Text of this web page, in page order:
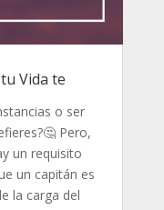
Vida te
o ser
Pero,
un requisito
un capitán es
la carga del